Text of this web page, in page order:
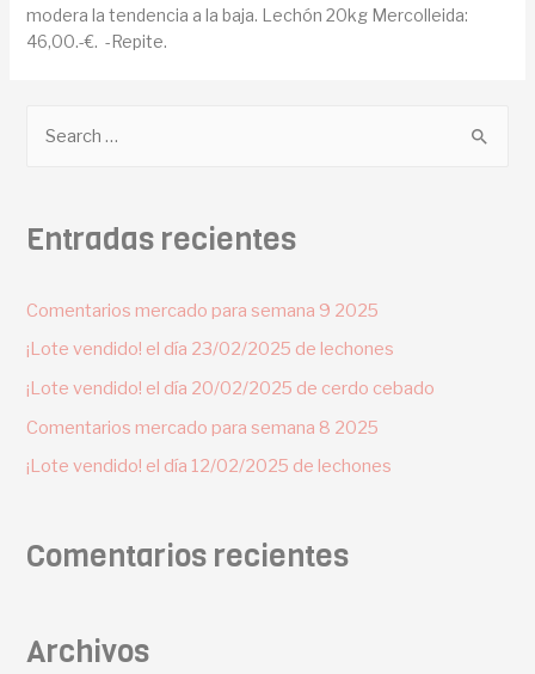
modera la tendencia a la baja. Lechón 20kg Mercolleida:
46,00.-€. -Repite.
Entradas recientes
Comentarios mercado para semana 9 2025
¡Lote vendido! el día 23/02/2025 de lechones
¡Lote vendido! el día 20/02/2025 de cerdo cebado
Comentarios mercado para semana 8 2025
¡Lote vendido! el día 12/02/2025 de lechones
Comentarios recientes
Archivos